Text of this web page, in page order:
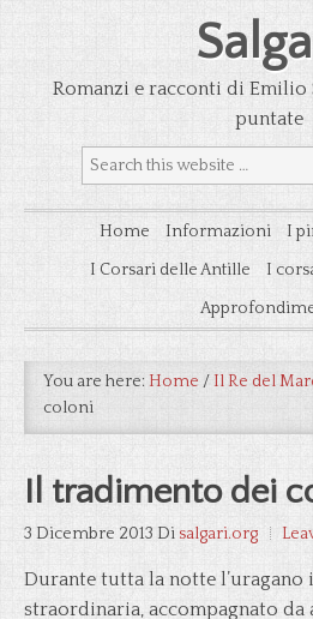
Romanzi e racconti di
puntate
Home Informazioni
I
I Corsari delle Antille
I
You are here: Home /Il Re del
coloni
Il tradimento dei
3 Dicembre 2013 Di salgari.org
Durante tutta la notte
straordinaria, accompagnato